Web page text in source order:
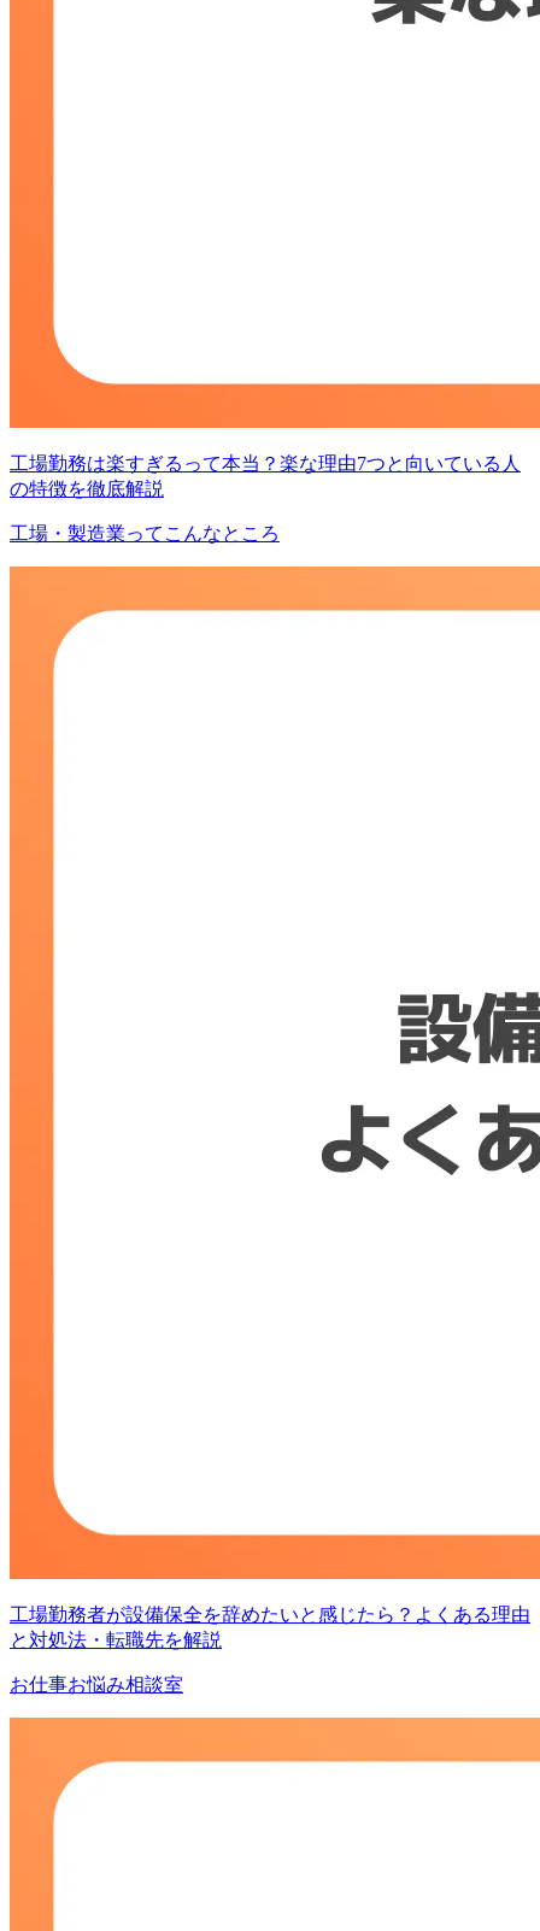
工場勤務は楽すぎるって本当？楽な理由7つと向いている人
の特徴を徹底解説
工場・製造業ってこんなところ
工場勤務者が設備保全を辞めたいと感じたら？よくある理由
と対処法・転職先を解説
お仕事お悩み相談室